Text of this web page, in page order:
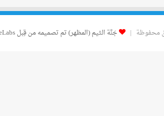
جَنَّة الثيم (المظهر) تم تصميمه من قِبل TieLabs